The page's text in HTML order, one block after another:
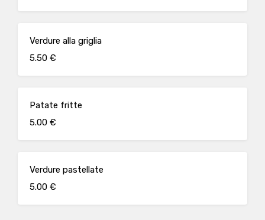
Verdure alla griglia
5.50 €
Patate fritte
5.00 €
Verdure pastellate
5.00 €